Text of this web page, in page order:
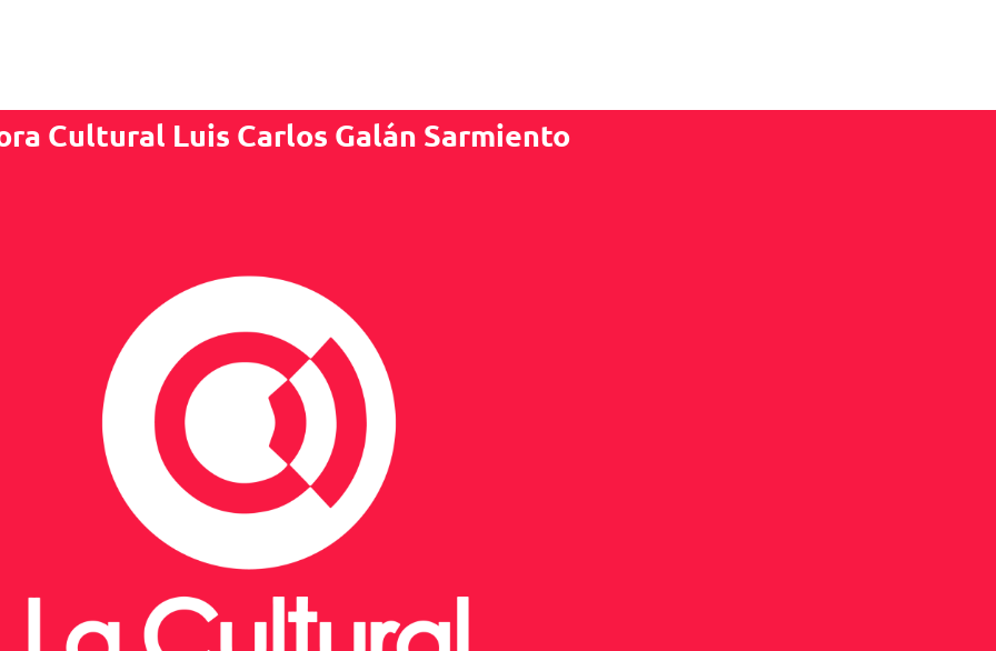
Cultural Luis Carlos Galán Sarmiento